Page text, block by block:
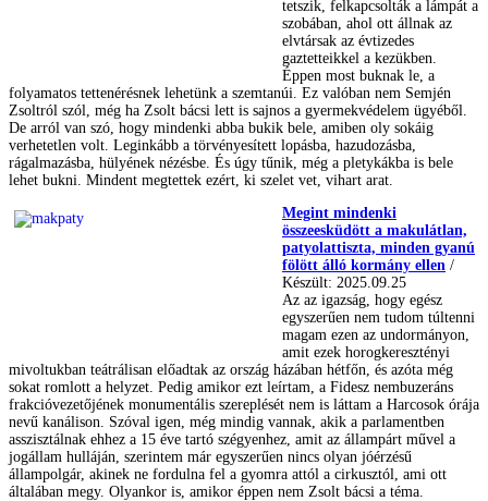
tetszik, felkapcsolták a lámpát a
szobában, ahol ott állnak az
elvtársak az évtizedes
gaztetteikkel a kezükben.
Éppen most buknak le, a
folyamatos tettenérésnek lehetünk a szemtanúi. Ez valóban nem Semjén
Zsoltról szól, még ha Zsolt bácsi lett is sajnos a gyermekvédelem ügyéből.
De arról van szó, hogy mindenki abba bukik bele, amiben oly sokáig
verhetetlen volt. Leginkább a törvényesített lopásba, hazudozásba,
rágalmazásba, hülyének nézésbe. És úgy tűnik, még a pletykákba is bele
lehet bukni. Mindent megtettek ezért, ki szelet vet, vihart arat.
Megint mindenki
összeesküdött a makulátlan,
patyolattiszta, minden gyanú
fölött álló kormány ellen /
Készült: 2025.09.25
Az az igazság, hogy egész
egyszerűen nem tudom túltenni
magam ezen az undormányon,
amit ezek horogkeresztényi
mivoltukban teátrálisan előadtak az ország házában hétfőn, és azóta még
sokat romlott a helyzet. Pedig amikor ezt leírtam, a Fidesz nembuzeráns
frakcióvezetőjének monumentális szereplését nem is láttam a Harcosok órája
nevű kanálison. Szóval igen, még mindig vannak, akik a parlamentben
asszisztálnak ehhez a 15 éve tartó szégyenhez, amit az állampárt művel a
jogállam hulláján, szerintem már egyszerűen nincs olyan jóérzésű
állampolgár, akinek ne fordulna fel a gyomra attól a cirkusztól, ami ott
általában megy. Olyankor is, amikor éppen nem Zsolt bácsi a téma.